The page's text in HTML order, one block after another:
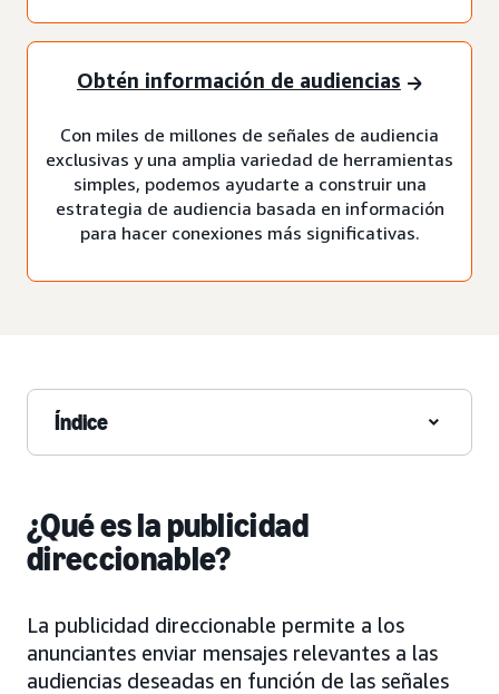
Obtén información de audiencias
Con miles de millones de señales de audiencia
exclusivas y una amplia variedad de herramientas
simples, podemos ayudarte a construir una
estrategia de audiencia basada en información
para hacer conexiones más significativas.
Índice
¿Qué es la publicidad
direccionable?
La publicidad direccionable permite a los
anunciantes enviar mensajes relevantes a las
audiencias deseadas en función de las señales